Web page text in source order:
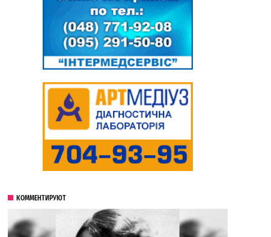
КОММЕНТИРУЮТ